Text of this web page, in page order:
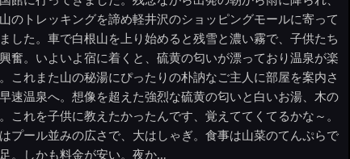
のトレッキングを諦め軽井沢のショッピングモールに寄って
した。車で白根山を上り始めると残雪と濃い霧で、子供たち
奮。いよいよ宿に着くと、硫黄の匂いが漂っており温泉が楽
これまた山の秘湯にぴったりの朴訥なご主人に部屋を案内さ
速温泉へ。想像を超えた強烈な硫黄の匂いと白いお湯、木の
これを子供に教えたかったんです、覚えててくてるかな～。
プール並みの広さで、大はしゃぎ。食事は山菜のてんぷらで
。しかも料金が安い。夜か…